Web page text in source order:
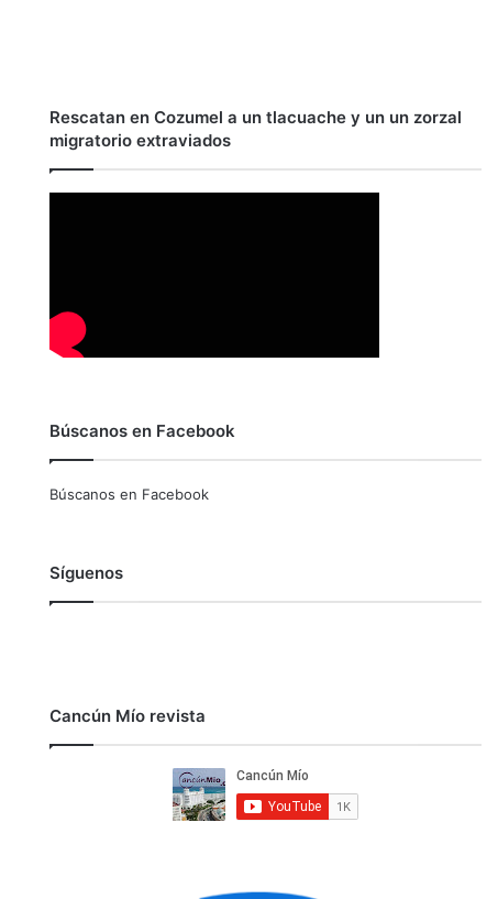
Rescatan en Cozumel a un tlacuache y un un zorzal
migratorio extraviados
Búscanos en Facebook
Búscanos en Facebook
Síguenos
Cancún Mío revista